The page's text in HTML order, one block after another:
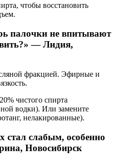
чтобы восстановить
палочки не впитывают
— Лидия,
фракцией. Эфирные и
чистого спирта
водки). Или замените
нелакированные).
стал слабым, особенно
Новосибирск